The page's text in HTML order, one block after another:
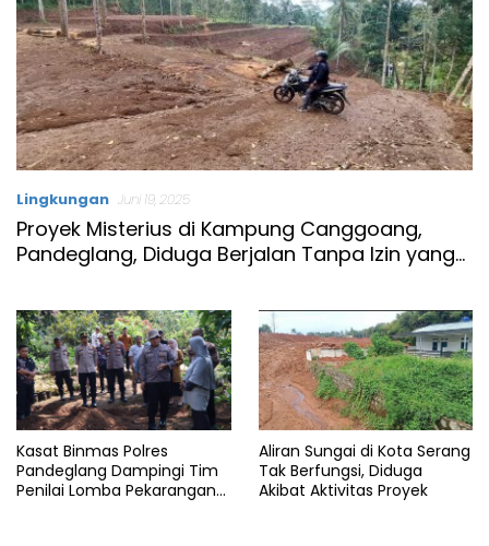
Lingkungan Juni 19, 2025
Proyek Misterius di Kampung Canggoang,
Pandeglang, Diduga Berjalan Tanpa Izin yang
Kasat Binmas Polres
Pandeglang Dampingi Tim
Penilai Lomba Pekarangan
Aliran Sungai di Kota Serang
Tak Berfungsi, Diduga
Akibat Aktivitas Proyek